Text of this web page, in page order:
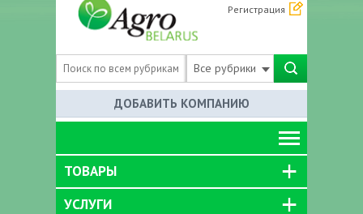
Регистрация
Все рубрики
ДОБАВИТЬ КОМПАНИЮ
ТОВАРЫ
УСЛУГИ